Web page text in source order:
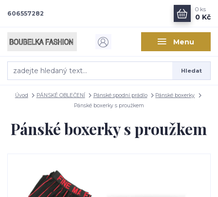
Menu
Hledat
606557282
0 ks
0 Kč
Úvod PÁNSKÉ OBLEČENÍ Pánské spodní prádlo
Pánské boxerky
Pánské boxerky s proužkem
Pánské boxerky s proužkem